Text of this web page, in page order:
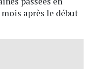
après le début